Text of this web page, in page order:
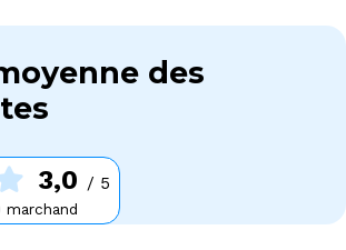
des
3,0 / 5
marchand